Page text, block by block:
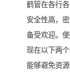
鹤管在各行
安全性高，
备受欢迎。
现在以下两个
能够避免资